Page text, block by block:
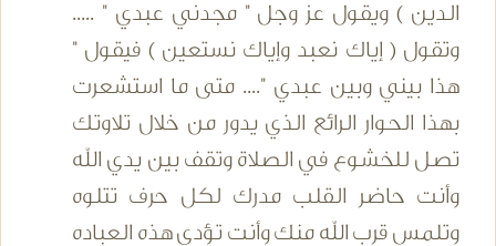
الدين ) ويقول عز وجل " مجدني عبدي " .....
وتقول ( إياك نعبد وإياك نستعين ) فيقول "
هذا بيني وبين عبدي ".... متى ما استشعرت
بهذا الحوار الرائع الذي يدور من خلال تلاوتك
تصل للخشوع في الصلاة وتقف بين يدي الله
وأنت حاضر القلب مدرك لكل حرف تتلوه
وتلمس قرب الله منك وأنت تؤدي هذه العباده